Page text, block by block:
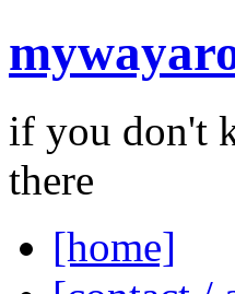
if you don't
there
[home]